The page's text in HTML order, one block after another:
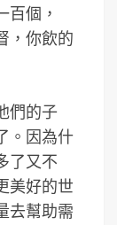
百個，
，你飲的
們的子
。因為什
了又不
美好的世
去幫助需